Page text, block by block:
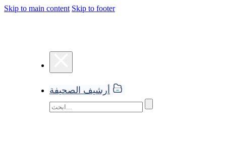
Skip to main content Skip to footer
أرشيف الصحيفة